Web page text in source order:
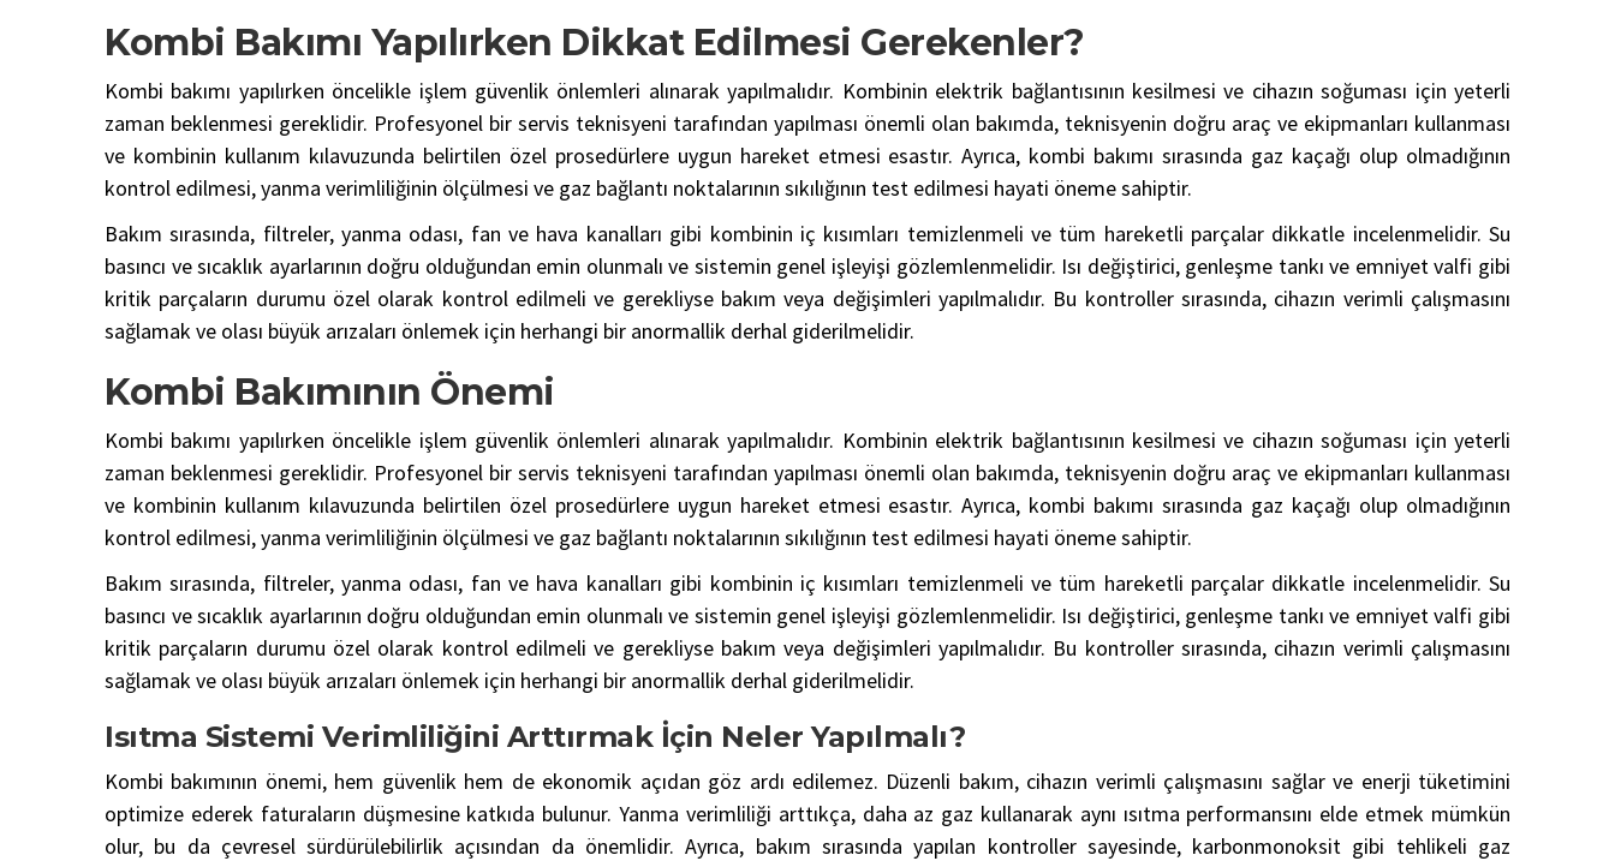
Kombi Bakımı Yapılırken Dikkat Edilmesi Gerekenler?
Kombi bakımı yapılırken öncelikle işlem güvenlik önlemleri alınarak yapılmalıdır. Kombinin elektrik bağlantısının kesilmesi ve cihazın soğuması için yeterli
zaman beklenmesi gereklidir. Profesyonel bir servis teknisyeni tarafından yapılması önemli olan bakımda, teknisyenin doğru araç ve ekipmanları kullanması
ve kombinin kullanım kılavuzunda belirtilen özel prosedürlere uygun hareket etmesi esastır. Ayrıca, kombi bakımı sırasında gaz kaçağı olup olmadığının
kontrol edilmesi, yanma verimliliğinin ölçülmesi ve gaz bağlantı noktalarının sıkılığının test edilmesi hayati öneme sahiptir.
Bakım sırasında, filtreler, yanma odası, fan ve hava kanalları gibi kombinin iç kısımları temizlenmeli ve tüm hareketli parçalar dikkatle incelenmelidir. Su
basıncı ve sıcaklık ayarlarının doğru olduğundan emin olunmalı ve sistemin genel işleyişi gözlemlenmelidir. Isı değiştirici, genleşme tankı ve emniyet valfi gibi
kritik parçaların durumu özel olarak kontrol edilmeli ve gerekliyse bakım veya değişimleri yapılmalıdır. Bu kontroller sırasında, cihazın verimli çalışmasını
sağlamak ve olası büyük arızaları önlemek için herhangi bir anormallik derhal giderilmelidir.
Kombi Bakımının Önemi
Kombi bakımı yapılırken öncelikle işlem güvenlik önlemleri alınarak yapılmalıdır. Kombinin elektrik bağlantısının kesilmesi ve cihazın soğuması için yeterli
zaman beklenmesi gereklidir. Profesyonel bir servis teknisyeni tarafından yapılması önemli olan bakımda, teknisyenin doğru araç ve ekipmanları kullanması
ve kombinin kullanım kılavuzunda belirtilen özel prosedürlere uygun hareket etmesi esastır. Ayrıca, kombi bakımı sırasında gaz kaçağı olup olmadığının
kontrol edilmesi, yanma verimliliğinin ölçülmesi ve gaz bağlantı noktalarının sıkılığının test edilmesi hayati öneme sahiptir.
Bakım sırasında, filtreler, yanma odası, fan ve hava kanalları gibi kombinin iç kısımları temizlenmeli ve tüm hareketli parçalar dikkatle incelenmelidir. Su
basıncı ve sıcaklık ayarlarının doğru olduğundan emin olunmalı ve sistemin genel işleyişi gözlemlenmelidir. Isı değiştirici, genleşme tankı ve emniyet valfi gibi
kritik parçaların durumu özel olarak kontrol edilmeli ve gerekliyse bakım veya değişimleri yapılmalıdır. Bu kontroller sırasında, cihazın verimli çalışmasını
sağlamak ve olası büyük arızaları önlemek için herhangi bir anormallik derhal giderilmelidir.
Isıtma Sistemi Verimliliğini Arttırmak İçin Neler Yapılmalı?
Kombi bakımının önemi, hem güvenlik hem de ekonomik açıdan göz ardı edilemez. Düzenli bakım, cihazın verimli çalışmasını sağlar ve enerji tüketimini
optimize ederek faturaların düşmesine katkıda bulunur. Yanma verimliliği arttıkça, daha az gaz kullanarak aynı ısıtma performansını elde etmek mümkün
olur, bu da çevresel sürdürülebilirlik açısından da önemlidir. Ayrıca, bakım sırasında yapılan kontroller sayesinde, karbonmonoksit gibi tehlikeli gaz